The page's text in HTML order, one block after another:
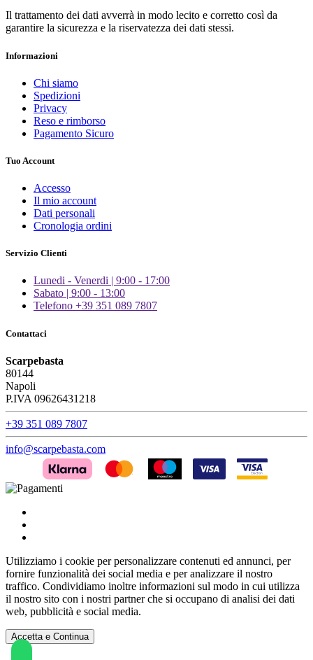
Il trattamento dei dati avverrà in modo lecito e corretto così da
garantire la sicurezza e la riservatezza dei dati stessi.
Informazioni
Chi siamo
Spedizioni
Privacy
Reso e rimborso
Pagamento Sicuro
Tuo Account
Accesso
Il mio account
Dati personali
Cronologia ordini
Servizio Clienti
Lunedi - Venerdi | 9:00 - 17:00
Sabato | 9:00 - 13:00
Telefono +39 351 089 7807
Contattaci
Scarpebasta
80144
Napoli
P.IVA 09626431218
+39 351 089 7807
info@scarpebasta.com
Utilizziamo i cookie per personalizzare contenuti ed annunci, per
fornire funzionalità dei social media e per analizzare il nostro
traffico. Condividiamo inoltre informazioni sul modo in cui utilizza
il nostro sito con i nostri partner che si occupano di analisi dei dati
web, pubblicità e social media.
Accetta e Continua